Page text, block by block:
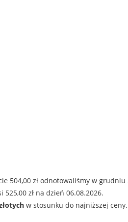
504,00 zł odnotowaliśmy w grudniu
zł na dzień 06.08.2026.
w stosunku do najniższej ceny.